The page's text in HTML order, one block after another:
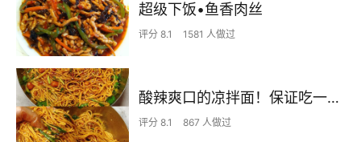
超级下饭•鱼香肉丝
评分 8.1 1581 人做过
酸辣爽口的凉拌面！保证吃一次就上瘾
评分 8.1 867 人做过